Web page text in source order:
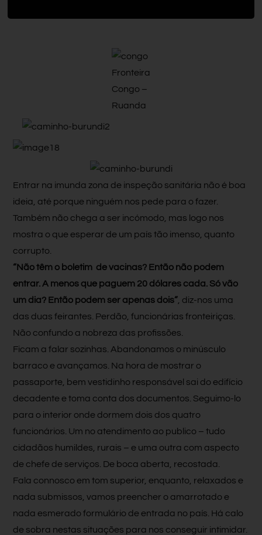
Fronteira
Congo –
Ruanda
Entrar na imunda zona de inspeção sanitária não é boa
ideia, até porque ninguém nos pede para o fazer.
Também não chega a ser incómodo, mas logo nos
mostra o que esperar de um país tão imenso, quanto
corrupto.
“Não têm o boletim de vacinas? Então não podem
entrar. A menos que paguem 20 dólares cada. Só vão
um dia? Então podem ser apenas dois” , diz-nos uma
das duas feirantes. Perdão, funcionárias fronteiriças.
Não confundo a nobreza das profissões.
Ficam a falar sozinhas. Abandonamos o minúsculo
barraco e avançamos. Na hora de mostrar o
passaporte, bem vestidinho responsável sai do edifício
decadente e toma conta dos documentos. Seguimo-lo
para o interior onde dormem dois dos quatro
funcionários. Um no atendimento ao publico – tudo
cidadãos humildes, rurais – e uma outra com aspecto
de chefe de serviços. De boca aberta, recostada.
Fala connosco em tom superior, enquanto, relaxados e
nada submissos, vamos preencher o amarrotado e
nada esmerado formulário de entrada no país. Há calo
de sobra nestas situações para nos conseguir intimidar.